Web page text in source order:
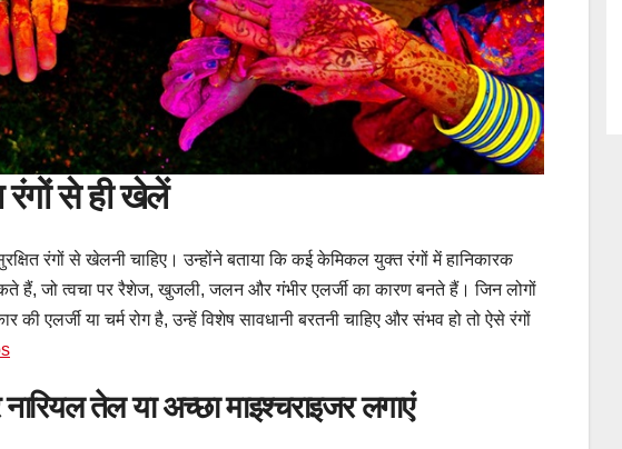
रंगों से ही खेलें
रंगों से खेलनी चाहिए। उन्होंने बताया कि कई केमिकल युक्त रंगों में हानिकारक
हैं, जो त्वचा पर रैशेज, खुजली, जलन और गंभीर एलर्जी का कारण बनते हैं। जिन लोगों
एलर्जी या चर्म रोग है, उन्हें विशेष सावधानी बरतनी चाहिए और संभव हो तो ऐसे रंगों
तेल या अच्छा माइश्चराइजर लगाएं